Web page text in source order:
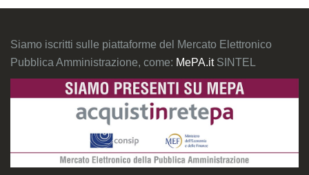
Siamo iscritti sulle piattaforme del Mercato Elettronico
Pubblica Amministrazione, come: MePA.it SINTEL